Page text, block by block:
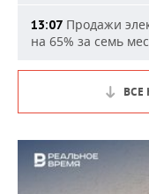
13:07 Продажи
на 65% за семь
ВСЕ